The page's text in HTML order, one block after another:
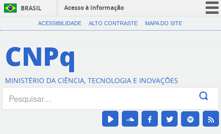
BRASIL
Acesso à informação
CORONAVÍRUS (COVID-19)
Canais
ACESSIBILIDADE ALTO CONTRASTE MAPA DO SITE
CNPq
MINISTÉRIO DA CIÊNCIA, TECNOLOGIA E INOVAÇÕES